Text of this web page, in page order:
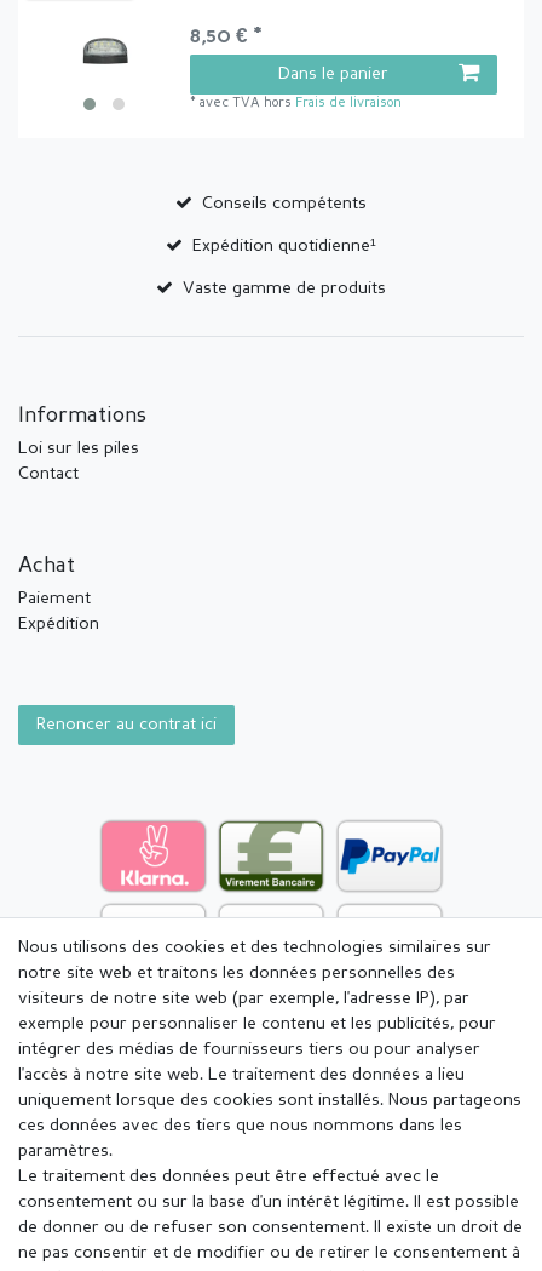
8,50 € *
Dans le panier
*avec TVA hors Frais de livraison
Conseils compétents
Expédition quotidienne¹
Vaste gamme de produits
Informations
Loi sur les piles
Contact
Achat
Paiement
Expédition
Renoncer au contrat ici
Nous utilisons des cookies et des technologies similaires sur
notre site web et traitons les données personnelles des
visiteurs de notre site web (par exemple, l'adresse IP), par
exemple pour personnaliser le contenu et les publicités, pour
intégrer des médias de fournisseurs tiers ou pour analyser
l'accès à notre site web. Le traitement des données a lieu
uniquement lorsque des cookies sont installés. Nous partageons
ces données avec des tiers que nous nommons dans les
paramètres.
Le traitement des données peut être effectué avec le
consentement ou sur la base d'un intérêt légitime. Il est possible
de donner ou de refuser son consentement. Il existe un droit de
ne pas consentir et de modifier ou de retirer le consentement à